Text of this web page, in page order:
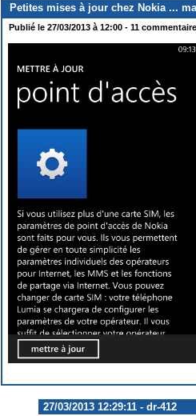
Petites mises à jour chez Nokia ...
Publié le 27/03/2013 à 12:00 - 11
27/03/2013 12:29:11 - dr-412